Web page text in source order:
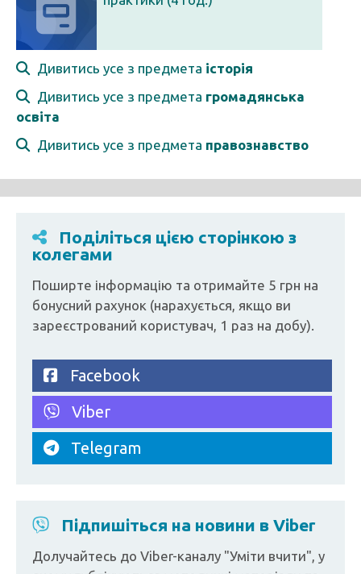
Дивитись усе з предмета історія
Дивитись усе з предмета громадянська
освіта
Дивитись усе з предмета правознавство
Поділіться цією сторінкою з
колегами
Поширте інформацію та отримайте 5 грн на
бонусний рахунок (нарахується, якщо ви
зареєстрований користувач, 1 раз на добу).
Facebook
Viber
Telegram
Підпишіться на новини в Viber
Долучайтесь до Viber-каналу "Уміти вчити", у